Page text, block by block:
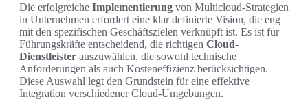
Die erfolgreiche Implementierung von Multicloud-Strategien
in Unternehmen erfordert eine klar definierte Vision, die eng
mit den spezifischen Geschäftszielen verknüpft ist. Es ist für
Führungskräfte entscheidend, die richtigen Cloud-
Dienstleister auszuwählen, die sowohl technische
Anforderungen als auch Kosteneffizienz berücksichtigen.
Diese Auswahl legt den Grundstein für eine effektive
Integration verschiedener Cloud-Umgebungen.